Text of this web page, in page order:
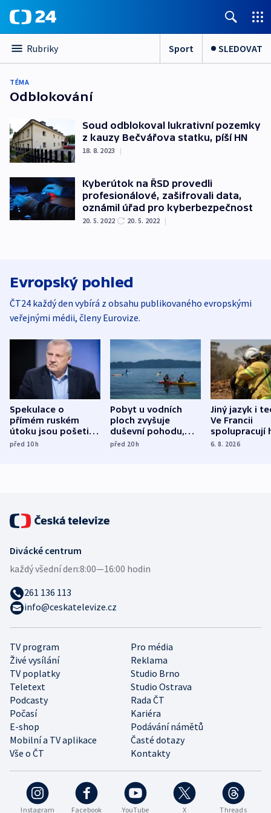
Rubriky Sport SLEDOVAT
TÉMA
Odblokování
Soud odblokoval lukrativní pozemky
z kauzy Bečvářova statku, píší HN
18. 8. 2023 |
Kyberútok na ŘSD provedli
profesionálové, zašifrovali data,
oznámil úřad pro kyberbezpečnost
20. 5. 2022 20. 5. 2022 |
Evropský pohled
ČT24 každý den vybírá z obsahu publikovaného evropskými
veřejnými médii, členy Eurovize.
Spekulace o
přímém ruském
útoku jsou pošetilé,
míní estonský
před 10h
Pobyt u vodních
ploch zvyšuje
duševní pohodu,
ukázala
před 20h
Jiný jazyk i
Ve Francii
spolupracují
různých zemí
6. 8. 2026
Instagram Facebook YouTube X Threads
TV program
Pro média
Živé vysílání
Reklama
TV poplatky
Studio Brno
Teletext
Studio Ostrava
Podcasty
Rada ČT
Počasí
Kariéra
E-shop
Podávání námětů
Mobilní a TV aplikace
Časté dotazy
Vše o ČT
Kontakty
Divácké centrum
každý všední den:8:00—16:00 hodin
261 136 113
info@ceskatelevize.cz